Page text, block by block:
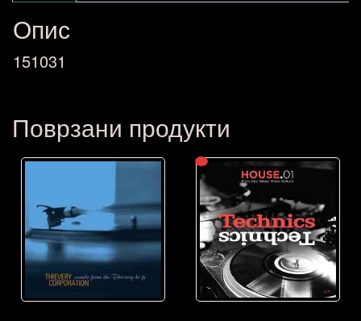
Опис
151031
Поврзани продукти